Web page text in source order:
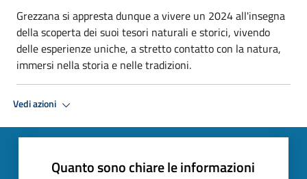
Grezzana si appresta dunque a vivere un 2024 all'insegna
della scoperta dei suoi tesori naturali e storici, vivendo
delle esperienze uniche, a stretto contatto con la natura,
immersi nella storia e nelle tradizioni.
Vedi azioni
Quanto sono chiare le informazioni